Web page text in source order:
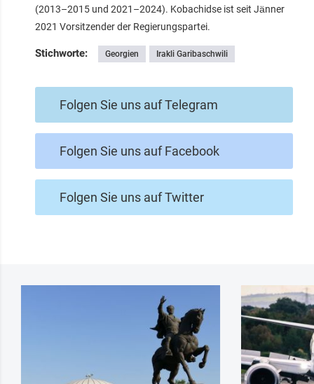
(2013–2015 und 2021–2024). Kobachidse ist seit Jänner
2021 Vorsitzender der Regierungspartei.
Stichworte: Georgien Irakli Garibaschwili
Folgen Sie uns auf Telegram
Folgen Sie uns auf Facebook
Folgen Sie uns auf Twitter